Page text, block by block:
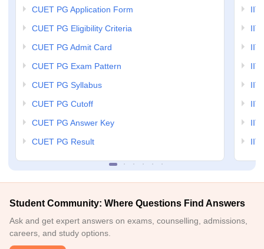
CUET PG Application Form
CUET PG Eligibility Criteria
CUET PG Admit Card
CUET PG Exam Pattern
CUET PG Syllabus
CUET PG Cutoff
CUET PG Answer Key
CUET PG Result
IIT
IIT
IIT
IIT
IIT
IIT
IIT
IIT
Student Community: Where Questions Find Answers
Ask and get expert answers on exams, counselling, admissions,
careers, and study options.